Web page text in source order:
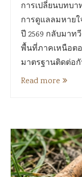
การเปลี่ยนบทบ
การดูแลลมหา
ปี 2569 กลับมาท
พื้นที่ภาคเหนือต
มาตรฐานติดต่อ
Read more